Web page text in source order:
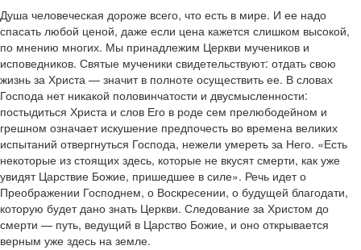
Душа человеческая дороже всего, что есть в мире. И ее надо
спасать любой ценой, даже если цена кажется слишком высокой,
по мнению многих. Мы принадлежим Церкви мучеников и
исповедников. Святые мученики свидетельствуют: отдать свою
жизнь за Христа — значит в полноте осуществить ее. В словах
Господа нет никакой половинчатости и двусмысленности:
постыдиться Христа и слов Его в роде сем прелюбодейном и
грешном означает искушение предпочесть во времена великих
испытаний отвергнуться Господа, нежели умереть за Него. «Есть
некоторые из стоящих здесь, которые не вкусят смерти, как уже
увидят Царствие Божие, пришедшее в силе». Речь идет о
Преображении Господнем, о Воскресении, о будущей благодати,
которую будет дано знать Церкви. Следование за Христом до
смерти — путь, ведущий в Царство Божие, и оно открывается
верным уже здесь на земле.